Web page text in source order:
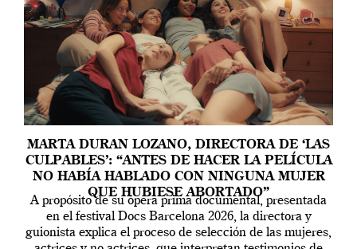
MARTA DURAN LOZANO, DIRECTORA DE ‘LAS
CULPABLES’: “ANTES DE HACER LA PELÍCULA
NO HABÍA HABLADO CON NINGUNA MUJER
QUE HUBIESE ABORTADO”
A propósito de su ópera prima documental, presentada
en el festival Docs Barcelona 2026, la directora y
guionista explica el proceso de selección de las mujeres,